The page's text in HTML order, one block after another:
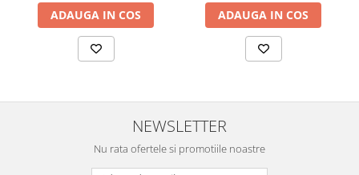
ADAUGA IN COS ADAUGA IN COS
NEWSLETTER
Nu rata ofertele si promotiile noastre